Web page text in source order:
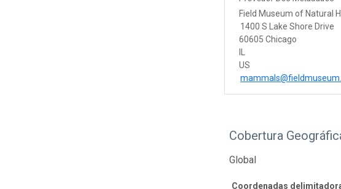
Field Museum of Natural
1400 S Lake Shore Drive
60605 Chicago
IL
US
Cobertura
Global
Coordenadas